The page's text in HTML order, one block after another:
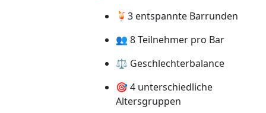
🍹3 entspannte Barrunden
👥 8 Teilnehmer pro Bar
⚖️ Geschlechterbalance
🎯 4 unterschiedliche
Altersgruppen